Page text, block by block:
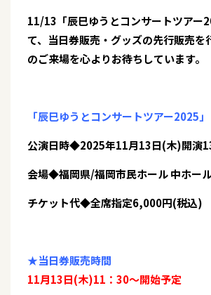
11/13「辰巳ゆうとコンサートツアー
て、当日券販売・グッズの先行販売を
のご来場を心よりお待ちしています。
「辰巳ゆうとコンサートツアー2025」
公演日時◆2025年11月13日(木)開演
会場◆福岡県/福岡市民ホール 中ホー
チケット代◆全席指定6,000円(税込)
★当日券販売時間
11月13日(木)11：30～開始予定